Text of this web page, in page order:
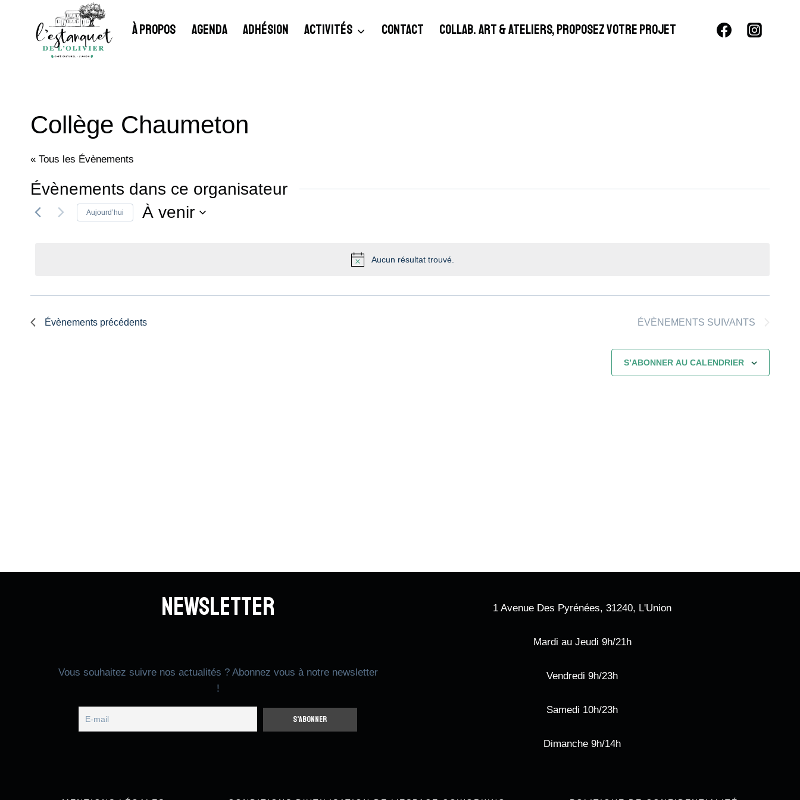
À PROPOS AGENDA ADHÉSION ACTIVITÉS CONTACT COLLAB. ART & ATELIERS, PROPOSEZ VOTRE PROJET
Collège Chaumeton
« Tous les Évènements
Évènements dans ce organisateur
Notice
Aucun résultat trouvé.
Aujourd’hui À venir
Évènements précédents ÉVÈNEMENTS SUIVANTS
S’ABONNER AU CALENDRIER
Newsletter
Vous souhaitez suivre nos actualités ? Abonnez vous à notre newsletter
!
1 Avenue Des Pyrénées, 31240, L'Union
Mardi au Jeudi 9h/21h
Vendredi 9h/23h
Samedi 10h/23h
Dimanche 9h/14h